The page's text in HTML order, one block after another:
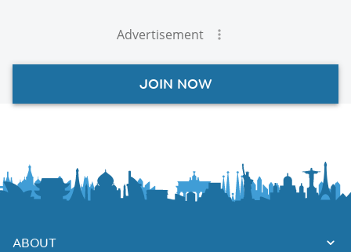
Advertisement
JOIN NOW
ABOUT